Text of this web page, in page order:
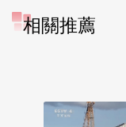
相關推薦